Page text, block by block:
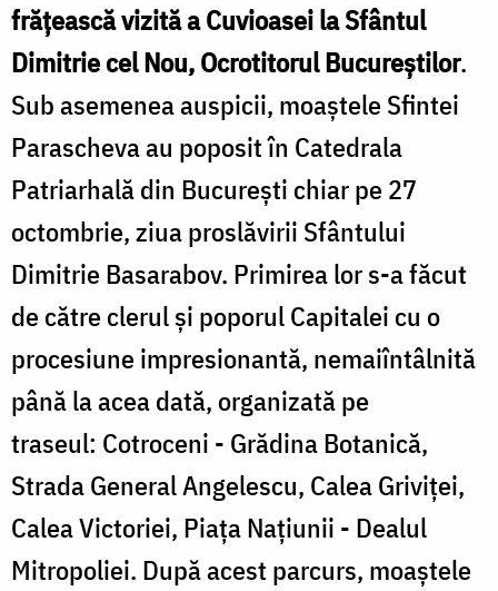
frățească vizită a Cuvioasei la Sfântul
Dimitrie cel Nou, Ocrotitorul Bucureștilor.
Sub asemenea auspicii, moaştele Sfintei
Parascheva au poposit în Catedrala
Patriarhală din Bucureşti chiar pe 27
octombrie, ziua proslăvirii Sfântului
Dimitrie Basarabov. Primirea lor s-a făcut
de către clerul şi poporul Capitalei cu o
procesiune impresionantă, nemaiîntâlnită
până la acea dată, organizată pe
traseul: Cotroceni - Grădina Botanică,
Strada General Angelescu, Calea Griviţei,
Calea Victoriei, Piaţa Naţiunii - Dealul
Mitropoliei. După acest parcurs, moaştele